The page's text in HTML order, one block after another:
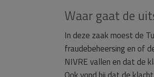
Waar gaat de
In deze zaak moest de
fraudebeheersing en of
NIVRE vallen en dat de